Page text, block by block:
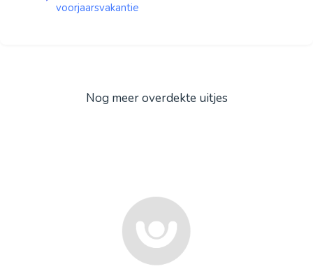
voorjaarsvakantie
Nog meer overdekte uitjes